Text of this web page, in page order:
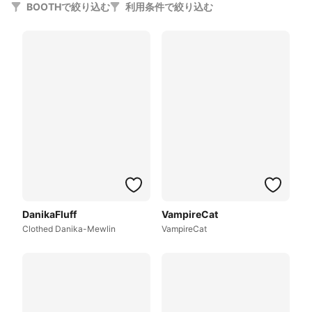
BOOTHで絞り込む 利用条件で絞り込む
DanikaFluff
Clothed Danika-Mewlin
VampireCat
VampireCat